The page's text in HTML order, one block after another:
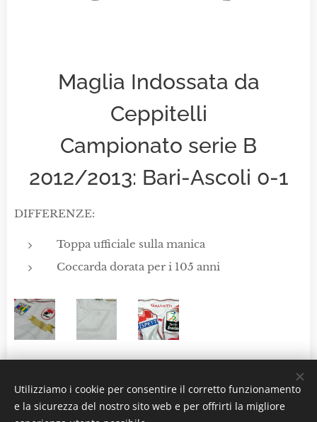
Maglia Indossata da
Ceppitelli
Campionato serie B
2012/2013: Bari-Ascoli 0-1
DIFFERENZE:
Toppa ufficiale sulla manica
Coccarda dorata per i 105 anni
Utilizziamo i cookie per consentire il corretto funzionamento
e la sicurezza del nostro sito web e per offrirti la migliore